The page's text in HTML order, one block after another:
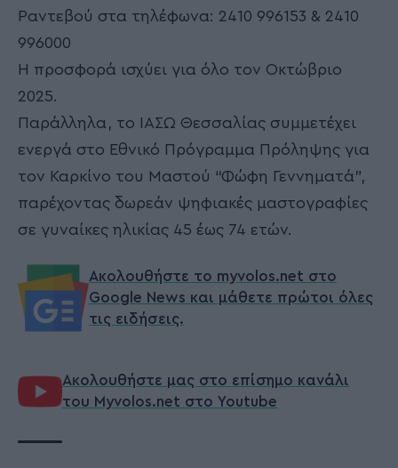
Ραντεβού στα τηλέφωνα: 2410 996153 & 2410
996000
Η προσφορά ισχύει για όλο τον Οκτώβριο
2025.
Παράλληλα, το ΙΑΣΩ Θεσσαλίας συμμετέχει
ενεργά στο Εθνικό Πρόγραμμα Πρόληψης για
τον Καρκίνο του Μαστού “Φώφη Γεννηματά”,
παρέχοντας δωρεάν ψηφιακές μαστογραφίες
σε γυναίκες ηλικίας 45 έως 74 ετών.
Ακολουθήστε το myvolos.net στο
Google News και μάθετε πρώτοι όλες
τις ειδήσεις.
Ακολουθήστε μας στο επίσημο κανάλι
του Myvolos.net στο Youtube